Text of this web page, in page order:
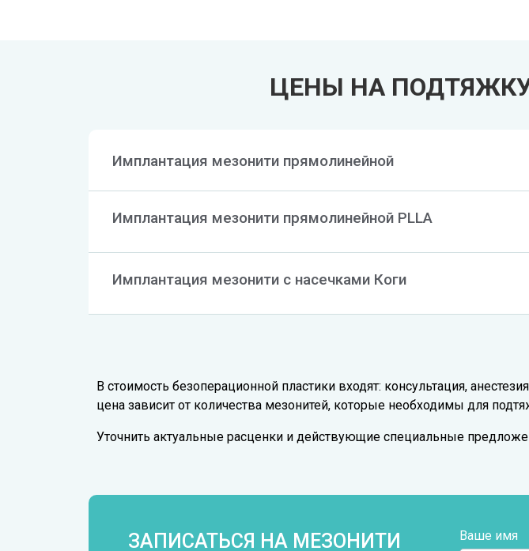
ЦЕНЫ НА
Имплантация мезонити прямолинейной
Имплантация мезонити прямолинейной PLLA
Имплантация мезонити с насечками Коги
В стоимость безоперационной пластики входят: консультация,
цена зависит от количества мезонитей, которые необходимы для
Уточнить актуальные расценки и действующие специальные
ЗАПИСАТЬСЯ НА МЕЗОНИТИ
Ваше имя